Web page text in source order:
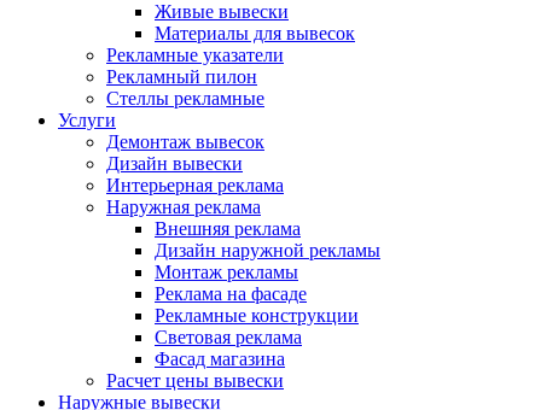
Живые вывески
Материалы для вывесок
Рекламные указатели
Рекламный пилон
Стеллы рекламные
Услуги
Демонтаж вывесок
Дизайн вывески
Интерьерная реклама
Наружная реклама
Внешняя реклама
Дизайн наружной рекламы
Монтаж рекламы
Реклама на фасаде
Рекламные конструкции
Световая реклама
Фасад магазина
Расчет цены вывески
Наружные вывески